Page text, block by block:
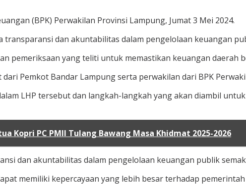
(BPK) Perwakilan Provinsi Lampung, Jumat 3 Mei 2024.
dan akuntabilitas dalam pengelolaan keuangan
pemeriksaan yang teliti untuk memastikan keuangan
Pemkot Bandar Lampung serta perwakilan dari BPK
LHP tersebut dan langkah-langkah yang akan diambil
Kopri PC PMII Tulang Bawang Masa Khidmat 2025-2026
dan akuntabilitas dalam pengelolaan keuangan publik
memiliki kepercayaan yang lebih besar terhadap